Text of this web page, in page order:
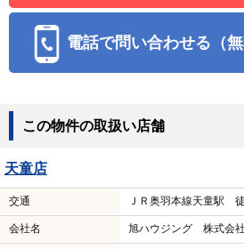
電話で問い合わせる（無
この物件の取扱い店舗
天童店
交通 ＪＲ奥羽本線天童駅
会社名 旭ハウジング 株式会社